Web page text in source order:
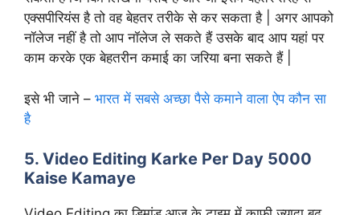
एक्सपीरियंस है तो वह बेहतर तरीके से कर सकता है | अगर आपको
नॉलेज नहीं है तो आप नॉलेज ले सकते हैं उसके बाद आप यहां पर
काम करके एक बेहतरीन कमाई का जरिया बना सकते हैं |
इसे भी जाने – भारत में सबसे अच्छा पैसे कमाने वाला ऐप कौन सा
है
5. Video Editing Karke Per Day 5000
Kaise Kamaye